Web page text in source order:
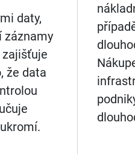
daty,
záznamy
zajišťuje
že data